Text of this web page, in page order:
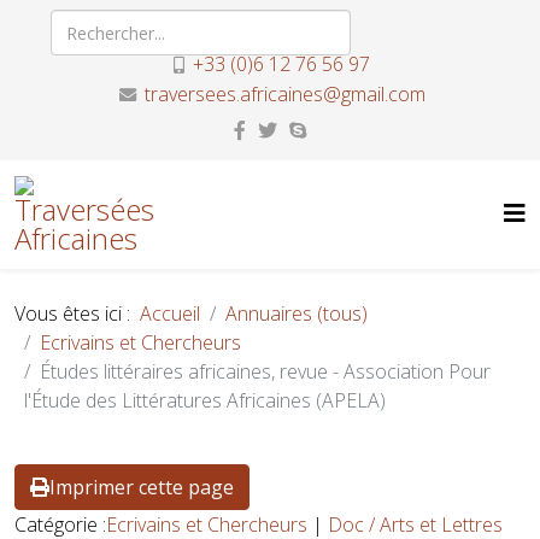
+33 (0)6 12 76 56 97
traversees.africaines@gmail.com
Vous êtes ici : Accueil
Annuaires (tous)
Ecrivains et Chercheurs
Études littéraires africaines, revue - Association Pour
l'Étude des Littératures Africaines (APELA)
Imprimer cette page
Catégorie :Ecrivains et Chercheurs | Doc / Arts et Lettres